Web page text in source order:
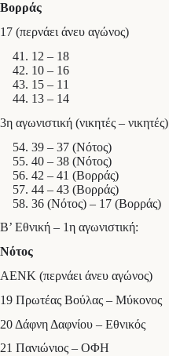
Βορράς
17 (περνάει άνευ αγώνος)
12 – 18
10 – 16
15 – 11
13 – 14
3η αγωνιστική (νικητές – νικητές)
39 – 37 (Νότος)
40 – 38 (Νότος)
42 – 41 (Βορράς)
44 – 43 (Βορράς)
36 (Νότος) – 17 (Βορράς)
Β’ Εθνική – 1η αγωνιστική:
Νότος
ΑΕΝΚ (περνάει άνευ αγώνος)
19 Πρωτέας Βούλας – Μύκονος
20 Δάφνη Δαφνίου – Εθνικός
21 Πανιώνιος – ΟΦΗ